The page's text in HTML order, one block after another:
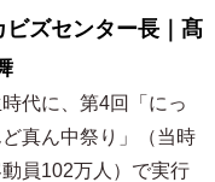
ビズセンター長｜髙
代に、第4回「にっ
真ん中祭り」（当時
員102万人）で実行